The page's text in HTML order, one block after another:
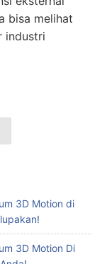
bisa melihat
industri
3D Motion di
3D Motion Di